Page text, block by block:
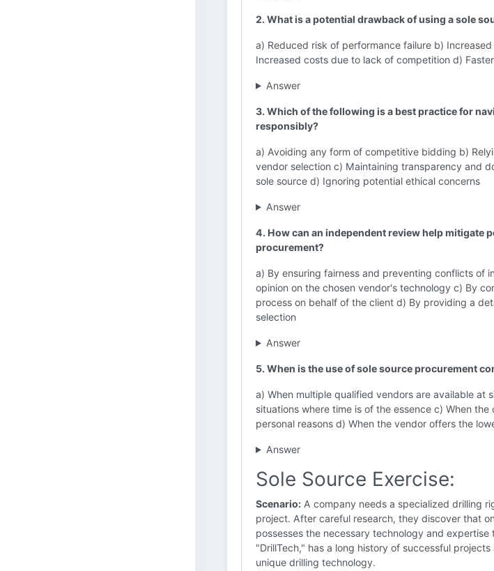
2. What is a potential drawback of using a sole
a) Reduced risk of performance failure b)
Increased costs due to lack of competition d)
Answer
3. Which of the following is a best practice for
responsibly?
a) Avoiding any form of competitive bidding b)
vendor selection c) Maintaining transparency and
sole source d) Ignoring potential ethical concerns
Answer
4. How can an independent review help mitigate
procurement?
a) By ensuring fairness and preventing conflicts of
opinion on the chosen vendor's technology c) By
process on behalf of the client d) By providing a
selection
Answer
5. When is the use of sole source procurement
a) When multiple qualified vendors are available at
situations where time is of the essence c) When
personal reasons d) When the vendor offers the
Answer
Sole Source Exercise:
Scenario: A company needs a specialized drilling
project. After careful research, they discover that
possesses the necessary technology and
"DrillTech," has a long history of successful
unique drilling technology.